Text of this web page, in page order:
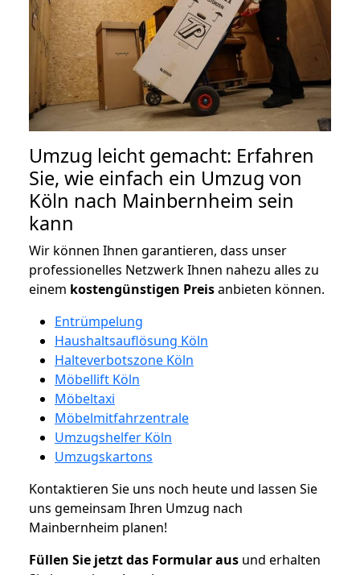
Umzug leicht gemacht: Erfahren
Sie, wie einfach ein Umzug von
Köln nach Mainbernheim sein
kann
Wir können Ihnen garantieren, dass unser
professionelles Netzwerk Ihnen nahezu alles zu
einem kostengünstigen Preisanbieten können.
Entrümpelung
Haushaltsauflösung Köln
Halteverbotszone Köln
Möbellift Köln
Möbeltaxi
Möbelmitfahrzentrale
Umzugshelfer Köln
Umzugskartons
Kontaktieren Sie uns noch heute und lassen Sie
uns gemeinsam Ihren Umzug nach
Mainbernheim planen!
Füllen Sie jetzt das Formular aus und erhalten